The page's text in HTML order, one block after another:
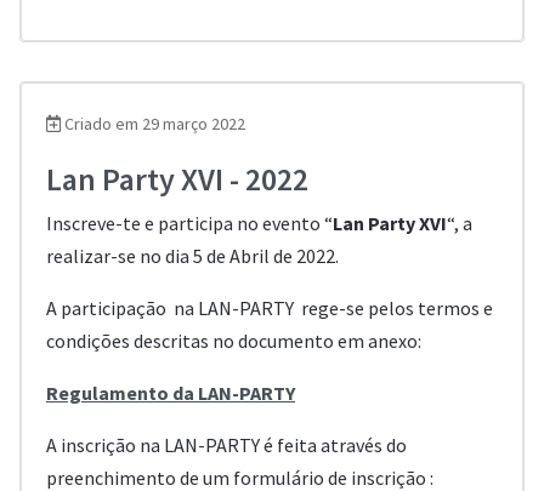
Criado em 29 março 2022
Lan Party XVI - 2022
Inscreve-te e participa no evento “Lan Party XVI“, a
realizar-se no dia 5 de Abril de 2022.
A participação na LAN-PARTY rege-se pelos termos e
condições descritas no documento em anexo:
Regulamento da LAN-PARTY
A inscrição na LAN-PARTY é feita através do
preenchimento de um formulário de inscrição :